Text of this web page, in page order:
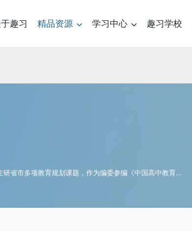
趣习 精品资源 学习中心 趣习学校
省市多项教育规划课题，作为编委参编《中国高中教育...